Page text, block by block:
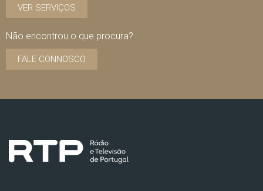
VER SERVIÇOS
Não encontrou o que procura?
FALE CONNOSCO